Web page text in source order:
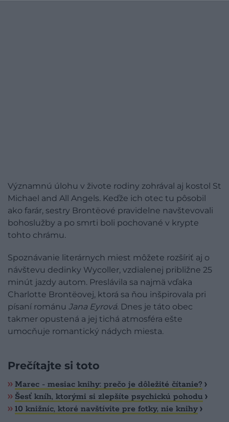
Významnú úlohu v živote rodiny zohrával aj kostol St
Michael and All Angels. Keďže ich otec tu pôsobil
ako farár, sestry Brontëové pravidelne navštevovali
bohoslužby a po smrti boli pochované v krypte
tohto chrámu.
Spoznávanie literárnych miest môžete rozšíriť aj o
návštevu dedinky Wycoller, vzdialenej približne 25
minút jazdy autom. Preslávila sa najmä vďaka
Charlotte Brontëovej, ktorá sa ňou inšpirovala pri
písaní románu Jana Eyrová. Dnes je táto obec
takmer opustená a jej tichá atmosféra ešte
umocňuje romantický nádych miesta.
Prečítajte si toto
Marec - mesiac knihy: prečo je dôležité čítanie?
Šesť kníh, ktorými si zlepšíte psychickú pohodu
10 knižníc, ktoré navštívite pre fotky, nie knihy